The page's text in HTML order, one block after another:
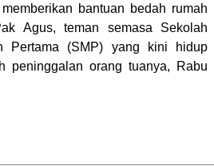
bantuan bedah rumah
Agus, teman semasa Sekolah
Pertama (SMP) yang kini hidup
peninggalan orang tuanya, Rabu